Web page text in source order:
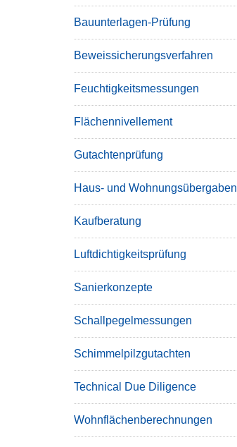
Bauunterlagen-Prüfung
Beweissicherungsverfahren
Feuchtigkeitsmessungen
Flächennivellement
Gutachtenprüfung
Haus- und Wohnungsübergaben
Kaufberatung
Luftdichtigkeitsprüfung
Sanierkonzepte
Schallpegelmessungen
Schimmelpilzgutachten
Technical Due Diligence
Wohnflächenberechnungen